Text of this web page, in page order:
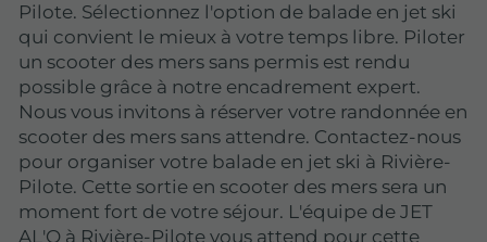
Pilote. Sélectionnez l'option de balade en jet ski
qui convient le mieux à votre temps libre. Piloter
un scooter des mers sans permis est rendu
possible grâce à notre encadrement expert.
Nous vous invitons à réserver votre randonnée en
scooter des mers sans attendre. Contactez-nous
pour organiser votre balade en jet ski à Rivière-
Pilote. Cette sortie en scooter des mers sera un
moment fort de votre séjour. L'équipe de JET
AL'O à Rivière-Pilote vous attend pour cette